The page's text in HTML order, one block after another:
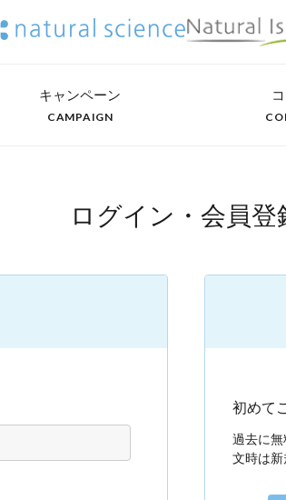
キャンペーン
CAMPAIGN
ログイン・会員登
初めて
過去に
文時は新